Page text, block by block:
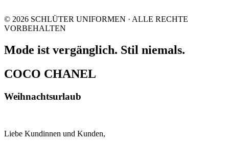
© 2026 SCHLÜTER UNIFORMEN · ALLE RECHTE
VORBEHALTEN
Mode ist vergänglich. Stil niemals.
COCO CHANEL
Weihnachtsurlaub
Liebe Kundinnen und Kunden,